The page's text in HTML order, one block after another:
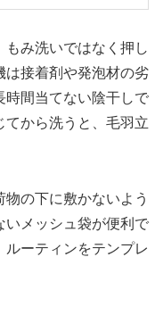
み洗いではなく押し
は接着剤や発泡材の劣
時間当てない陰干しで
から洗うと、毛羽立
の下に敷かないよう
いメッシュ袋が便利で
ーティンをテンプレ